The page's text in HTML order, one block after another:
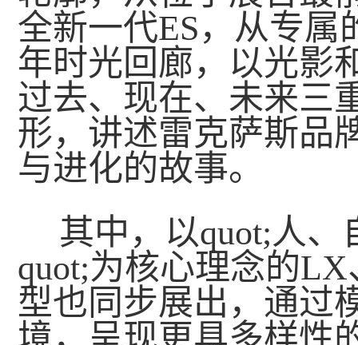
全新一代ES，从专属
年时光回廊，以光影
过去、现在、未来三
形，讲述雷克萨斯品
与进化的故事。
其中，以quot;人
quot;为核心理念的
型也同步展出，通过